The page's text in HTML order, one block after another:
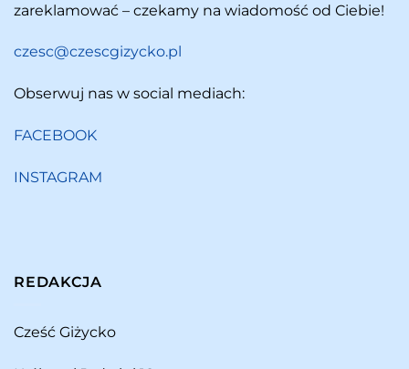
zareklamować – czekamy na wiadomość od Ciebie!
czesc@czescgizycko.pl
Obserwuj nas w social mediach:
FACEBOOK
INSTAGRAM
REDAKCJA
Cześć Giżycko